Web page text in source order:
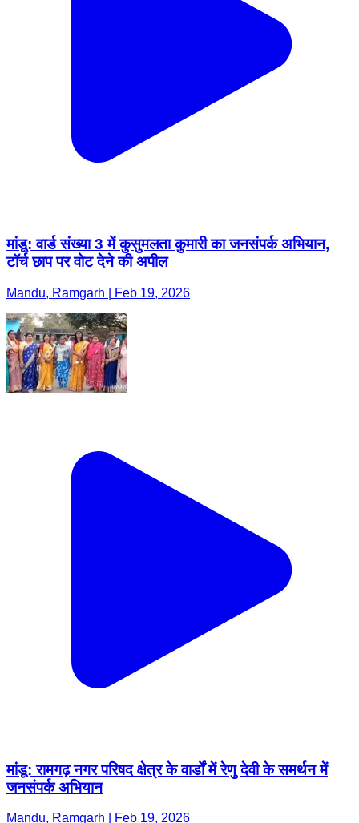
मांडू: वार्ड संख्या 3 में कुसुमलता कुमारी का जनसंपर्क अभियान,
टॉर्च छाप पर वोट देने की अपील
Mandu, Ramgarh | Feb 19, 2026
मांडू: रामगढ़ नगर परिषद क्षेत्र के वार्डों में रेणु देवी के समर्थन में
जनसंपर्क अभियान
Mandu, Ramgarh | Feb 19, 2026